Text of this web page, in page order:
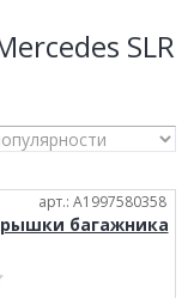
SLR
арт.: A1997580358
багажника